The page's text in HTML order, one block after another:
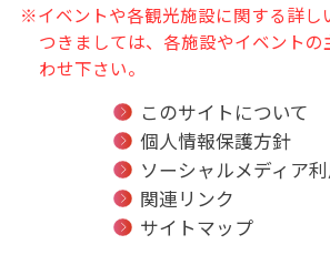
※イベントや各観光施設に関する詳し
つきましては、各施設やイベント
わせ下さい。
このサイトについて
個人情報保護方針
ソーシャルメディア
関連リンク
サイトマップ